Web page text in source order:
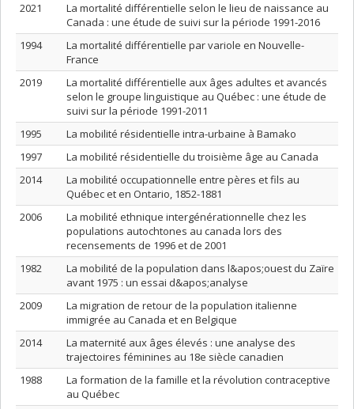
2021
La mortalité différentielle selon le lieu de naissance au
Canada : une étude de suivi sur la période 1991-2016
1994
La mortalité différentielle par variole en Nouvelle-
France
2019
La mortalité différentielle aux âges adultes et avancés
selon le groupe linguistique au Québec : une étude de
suivi sur la période 1991-2011
1995
La mobilité résidentielle intra-urbaine à Bamako
1997
La mobilité résidentielle du troisième âge au Canada
2014
La mobilité occupationnelle entre pères et fils au
Québec et en Ontario, 1852-1881
2006
La mobilité ethnique intergénérationnelle chez les
populations autochtones au canada lors des
recensements de 1996 et de 2001
1982
La mobilité de la population dans l&apos;ouest du Zaïre
avant 1975 : un essai d&apos;analyse
2009
La migration de retour de la population italienne
immigrée au Canada et en Belgique
2014
La maternité aux âges élevés : une analyse des
trajectoires féminines au 18e siècle canadien
1988
La formation de la famille et la révolution contraceptive
au Québec